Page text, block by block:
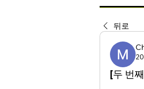
뒤로
[두 번